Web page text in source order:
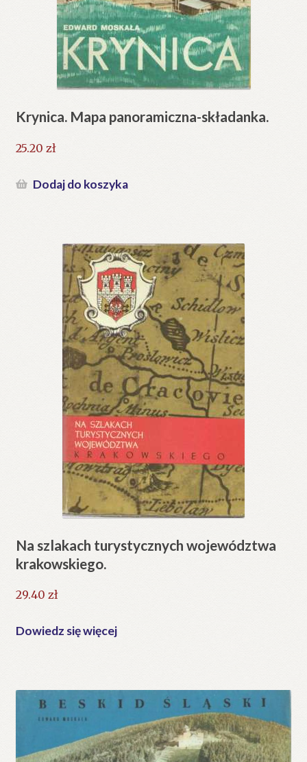
Krynica. Mapa panoramiczna-składanka.
25.20 zł
Dodaj do koszyka
Na szlakach turystycznych województwa
krakowskiego.
29.40 zł
Dowiedz się więcej